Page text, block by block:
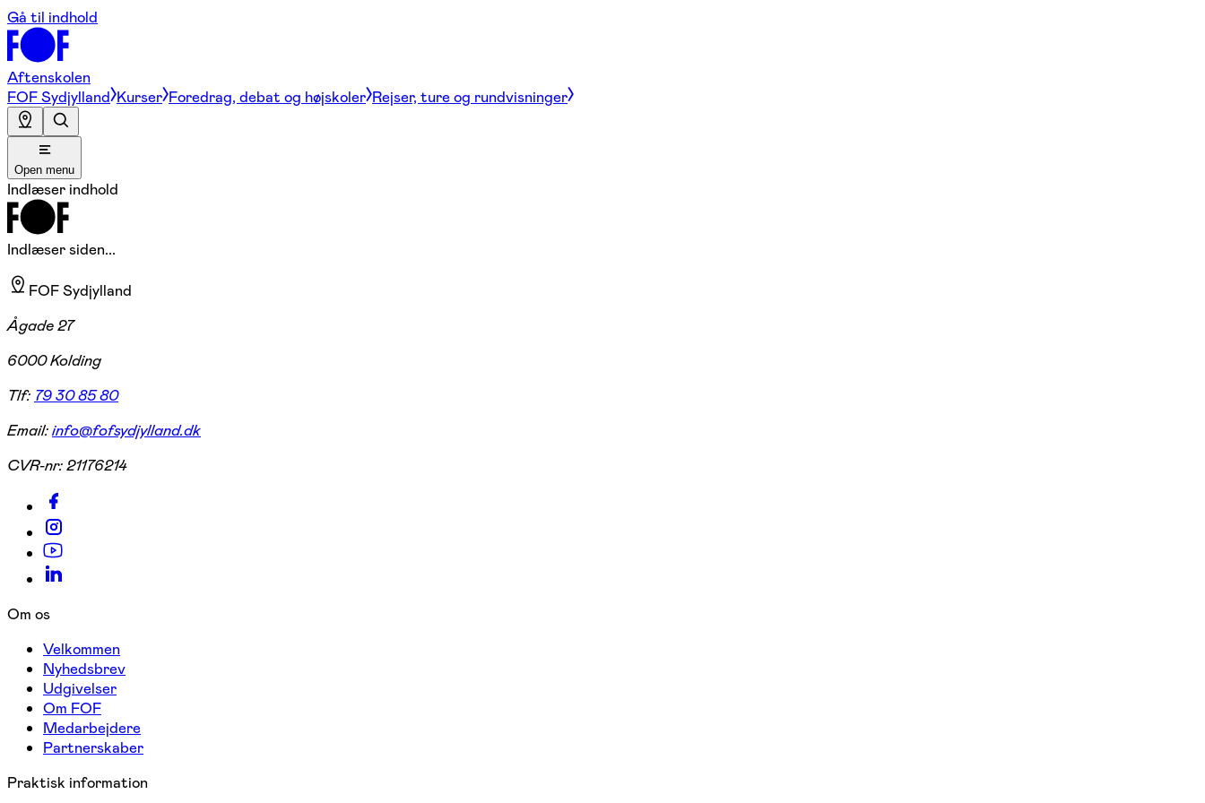
Gå til indhold
Aftenskolen
FOF Sydjylland Kurser Foredrag, debat og højskoler Rejser, ture og rundvisninger
Open menu
Indlæser indhold
Indlæser siden...
FOF Sydjylland
Ågade 27
6000 Kolding
Tlf: 79 30 85 80
Email:info@fofsydjylland.dk
CVR-nr:21176214
Om os
Velkommen
Nyhedsbrev
Udgivelser
Om FOF
Medarbejdere
Partnerskaber
Praktisk information